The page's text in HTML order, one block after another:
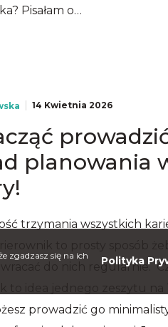
Pisałam o…
14 Kwietnia 2026
planowania
trzymania wszystkich
to prosty sposób
wracać do nich regularnie.
prowadzić go
zgadzasz się na ich
Polityka